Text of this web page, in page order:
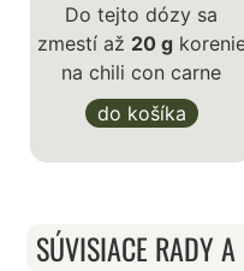
Do tejto dózy sa
zmestí až 20 g
na chili con carne
do košíka
SÚVISIACE RADY A